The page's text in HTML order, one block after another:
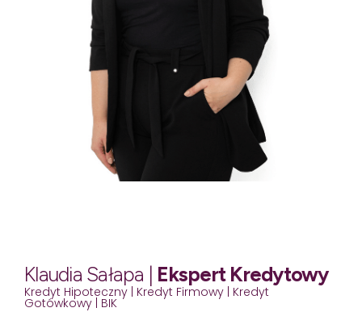
Klaudia Sałapa | Ekspert Kredytowy
Kredyt Hipoteczny | Kredyt Firmowy | Kredyt
Gotówkowy | BIK